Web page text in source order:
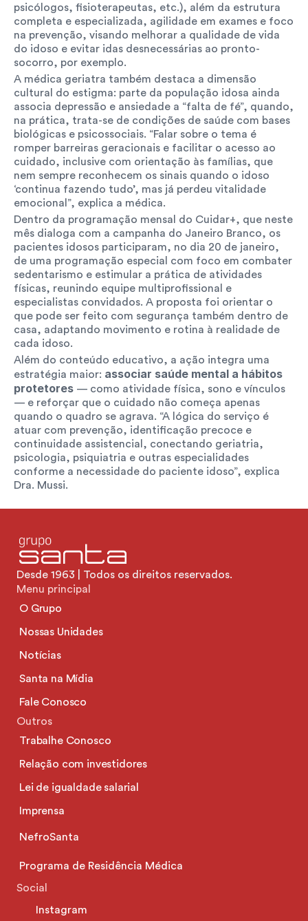
psicólogos, fisioterapeutas, etc.), além da estrutura
completa e especializada, agilidade em exames e foco
na prevenção, visando melhorar a qualidade de vida
do idoso e evitar idas desnecessárias ao pronto-
socorro, por exemplo.
A médica geriatra também destaca a dimensão
cultural do estigma: parte da população idosa ainda
associa depressão e ansiedade a “falta de fé”, quando,
na prática, trata-se de condições de saúde com bases
biológicas e psicossociais. “Falar sobre o tema é
romper barreiras geracionais e facilitar o acesso ao
cuidado, inclusive com orientação às famílias, que
nem sempre reconhecem os sinais quando o idoso
‘continua fazendo tudo’, mas já perdeu vitalidade
emocional”, explica a médica.
Dentro da programação mensal do Cuidar+, que neste
mês dialoga com a campanha do Janeiro Branco, os
pacientes idosos participaram, no dia 20 de janeiro,
de uma programação especial com foco em combater
sedentarismo e estimular a prática de atividades
físicas, reunindo equipe multiprofissional e
especialistas convidados. A proposta foi orientar o
que pode ser feito com segurança também dentro de
casa, adaptando movimento e rotina à realidade de
cada idoso.
Além do conteúdo educativo, a ação integra uma
estratégia maior: associar saúde mental a hábitos
protetores — como atividade física, sono e vínculos
— e reforçar que o cuidado não começa apenas
quando o quadro se agrava. “A lógica do serviço é
atuar com prevenção, identificação precoce e
continuidade assistencial, conectando geriatria,
psicologia, psiquiatria e outras especialidades
conforme a necessidade do paciente idoso”, explica
Dra. Mussi.
Desde 1963 | Todos os direitos reservados.
Menu principal
O Grupo
Nossas Unidades
Notícias
Santa na Mídia
Fale Conosco
Outros
Trabalhe Conosco
Relação com investidores
Lei de igualdade salarial
Imprensa
NefroSanta
Programa de Residência Médica
Social
Instagram